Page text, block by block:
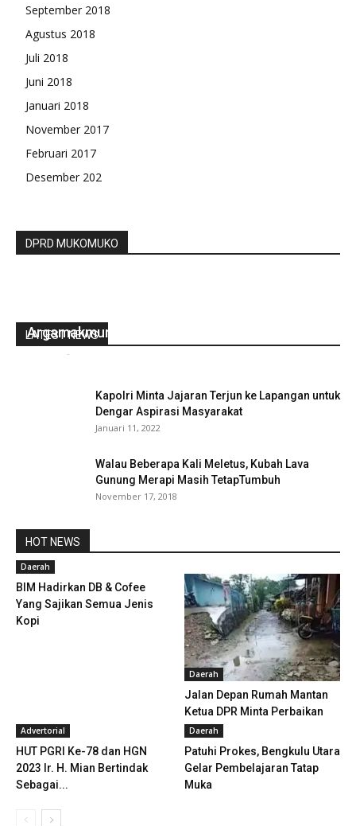
September 2018
Agustus 2018
Juli 2018
Juni 2018
Januari 2018
November 2017
Februari 2017
Desember 202
DPRD MUKOMUKO
LATEST NEWS
Argamakmur Terakreditasi Paripurna
-
Kapolri Minta Jajaran Terjun ke Lapangan untuk
Dengar Aspirasi Masyarakat
Januari 11, 2022
Walau Beberapa Kali Meletus, Kubah Lava
Gunung Merapi Masih TetapTumbuh
November 17, 2018
HOT NEWS
Daerah
BIM Hadirkan DB & Cofee
Yang Sajikan Semua Jenis
Kopi
Daerah
Jalan Depan Rumah Mantan
Ketua DPR Minta Perbaikan
Advertorial
HUT PGRI Ke-78 dan HGN
2023 Ir. H. Mian Bertindak
Sebagai...
Daerah
Patuhi Prokes, Bengkulu Utara
Gelar Pembelajaran Tatap
Muka